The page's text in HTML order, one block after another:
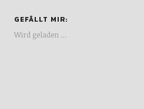
GEFÄLLT MIR:
Wird geladen …